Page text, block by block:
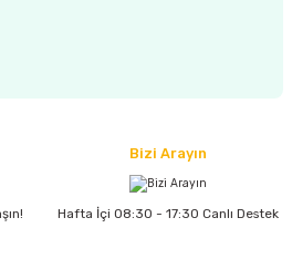
Bizi Arayın
Hafta İçi 08:30 - 17:30 Canlı Destek